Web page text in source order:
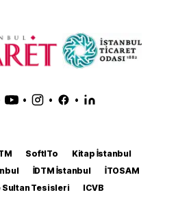
• • •
SoftITo
Kitap İstanbul
İDTM İstanbul
İTOSAM
Sultan Tesisleri
ICVB